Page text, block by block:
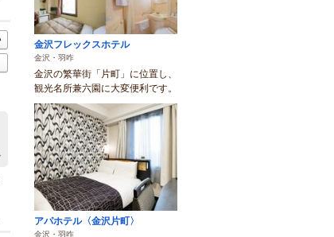
金沢フレックスホテル
金沢・羽咋
金沢の繁華街「片町」に位置し、
観光名所兼六園に大変便利です。
アパホテル〈金沢片町〉
金沢・羽咋